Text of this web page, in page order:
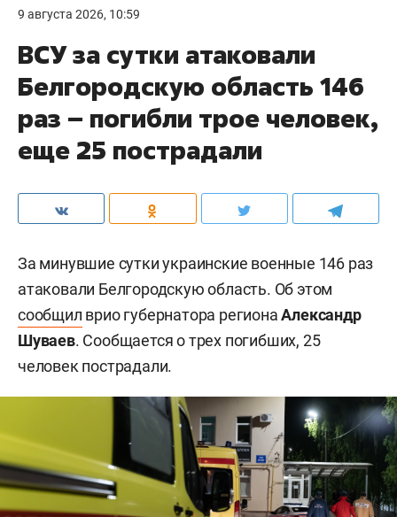
9 августа 2026, 10:59
ВСУ за сутки атаковали
Белгородскую область 146
раз – погибли трое человек,
еще 25 пострадали
За минувшие сутки украинские военные 146 раз
атаковали Белгородскую область. Об этом
сообщил врио губернатора регионаАлександр
Шуваев. Сообщается о трех погибших, 25
человек пострадали.